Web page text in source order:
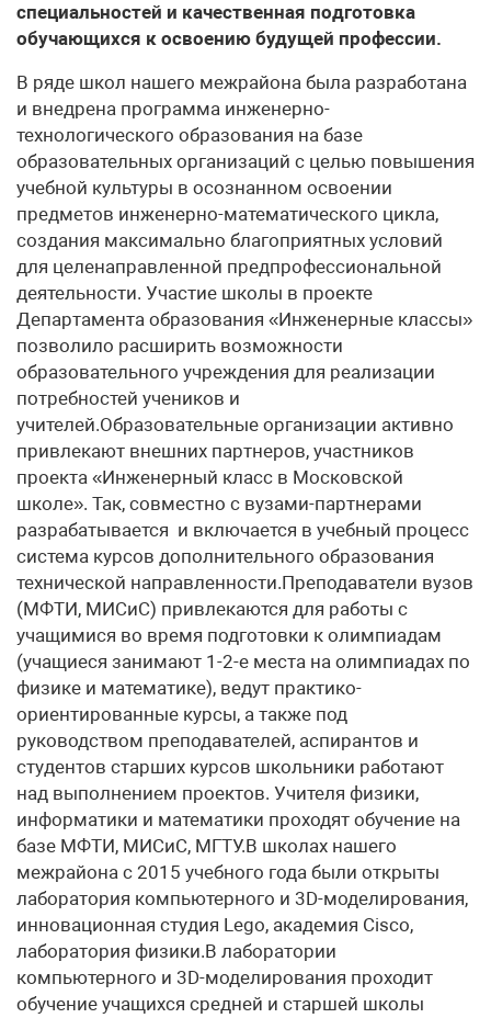
специальностей и качественная подготовка
обучающихся к освоению будущей профессии.
В ряде школ нашего межрайона была разработана
и внедрена программа инженерно-
технологического образования на базе
образовательных организаций с целью повышения
учебной культуры в осознанном освоении
предметов инженерно-математического цикла,
создания максимально благоприятных условий
для целенаправленной предпрофессиональной
деятельности. Участие школы в проекте
Департамента образования «Инженерные классы»
позволило расширить возможности
образовательного учреждения для реализации
потребностей учеников и
учителей.Образовательные организации активно
привлекают внешних партнеров, участников
проекта «Инженерный класс в Московской
школе». Так, совместно с вузами-партнерами
разрабатывается и включается в учебный процесс
система курсов дополнительного образования
технической направленности.Преподаватели вузов
(МФТИ, МИСиС) привлекаются для работы с
учащимися во время подготовки к олимпиадам
(учащиеся занимают 1-2-е места на олимпиадах по
физике и математике), ведут практико-
ориентированные курсы, а также под
руководством преподавателей, аспирантов и
студентов старших курсов школьники работают
над выполнением проектов. Учителя физики,
информатики и математики проходят обучение на
базе МФТИ, МИСиС, МГТУ.В школах нашего
межрайона с 2015 учебного года были открыты
лаборатория компьютерного и 3D-моделирования,
инновационная студия Lego, академия Cisco,
лаборатория физики.В лаборатории
компьютерного и 3D-моделирования проходит
обучение учащихся средней и старшей школы